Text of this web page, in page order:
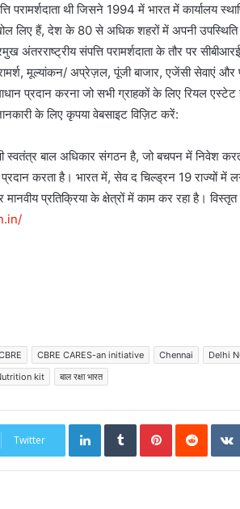
परामर्शदाता थी जिसने 1994 में भारत में कार्यालय
लिए हैं, देश के 80 से अधिक शहरों में अपनी
अंतरराष्ट्रीय संपत्ति परामर्शदाता के तौर पर
मूल्यांकन/ अप्रेज़ल, पूंजी बाजार, एजेंसी सेवाएं
प्रदान करना जो सभी ग्राहकों के लिए रियल
के लिए कृपया वेबसाइट विज़िट करें:
बाल अधिकार संगठन है, जो बचपन में निवेश
करता है। भारत में, सेव द चिल्ड्रन 19 राज्यों में
मानवीय प्रतिक्रिया के क्षेत्रों में काम कर रहा है।
in/
CBRE CARES-an initiative Chennai Delhi
kit बाल रक्षा भारत
Twitter
LinkedInTumblrPinterestReddit